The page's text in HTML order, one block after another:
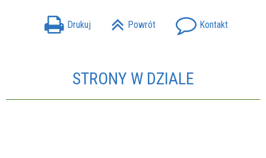
Drukuj Powrót Kontakt
STRONY W DZIALE